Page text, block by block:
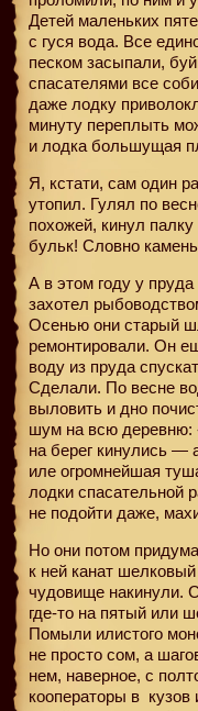
Детей маленьких
с гуся вода. Все
песком засыпали,
спасателями все
даже лодку
минуту переплыть
и лодка большущая
Я, кстати, сам один
утопил. Гулял по
похожей, кинул
бульк! Словно
А в этом году у
захотел
Осенью они старый
ремонтировали. Он
воду из пруда
Сделали. По весне
выловить и дно
шум на всю деревню:
на берег кинулись —
иле огромнейшая
лодки спасательной
не подойти даже,
Но они потом
к ней канат
чудовище накинули.
где-то на пятый или
Помыли илистого
не просто сом, а
нем, наверное, с
кооператоры в кузов